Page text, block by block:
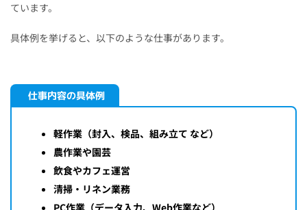
ています。
具体例を挙げると、以下のような仕事があります。
仕事内容の具体例
軽作業（封入、検品、組み立て など）
農作業や園芸
飲食やカフェ運営
清掃・リネン業務
PC作業（データ入力、Web作業など）